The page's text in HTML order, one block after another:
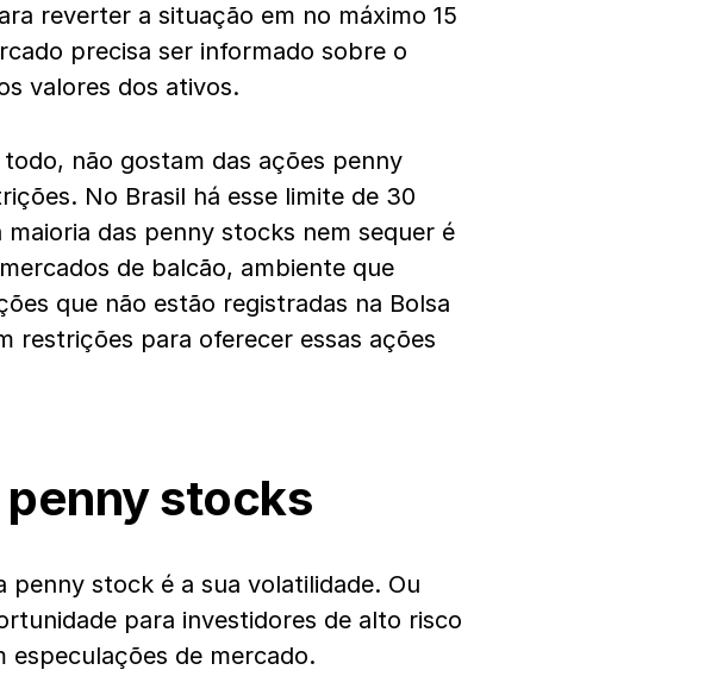
reverter a situação em no máximo 15
precisa ser informado sobre o
valores dos ativos.
não gostam das ações penny
No Brasil há esse limite de 30
das penny stocks nem sequer é
de balcão, ambiente que
que não estão registradas na Bolsa
restrições para oferecer essas ações
stocks
penny stock é a sua volatilidade. Ou
para investidores de alto risco
especulações de mercado.